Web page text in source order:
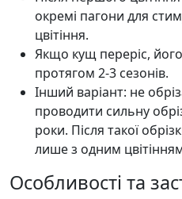
окремі пагони для
цвітіння.
Якщо кущ переріс,
протягом 2-3 сезонів.
Інший варіант: не
проводити сильну
роки. Після такої
лише з одним
Особливості та